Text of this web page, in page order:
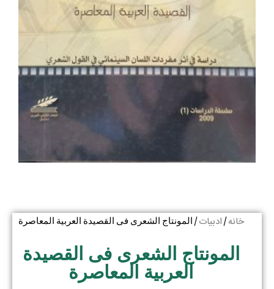
خانه/ ادبیات/ المونتاج الشعری فی القصیدة العربیة المعاصرة
المونتاج الشعری فی القصیدة
العربیة المعاصرة